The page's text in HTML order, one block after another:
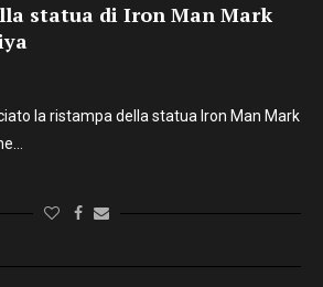
statua di Iron Man Mark
la ristampa della statua Iron Man Mark